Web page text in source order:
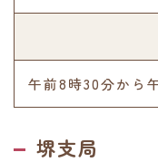
午前8時30分から
堺支局